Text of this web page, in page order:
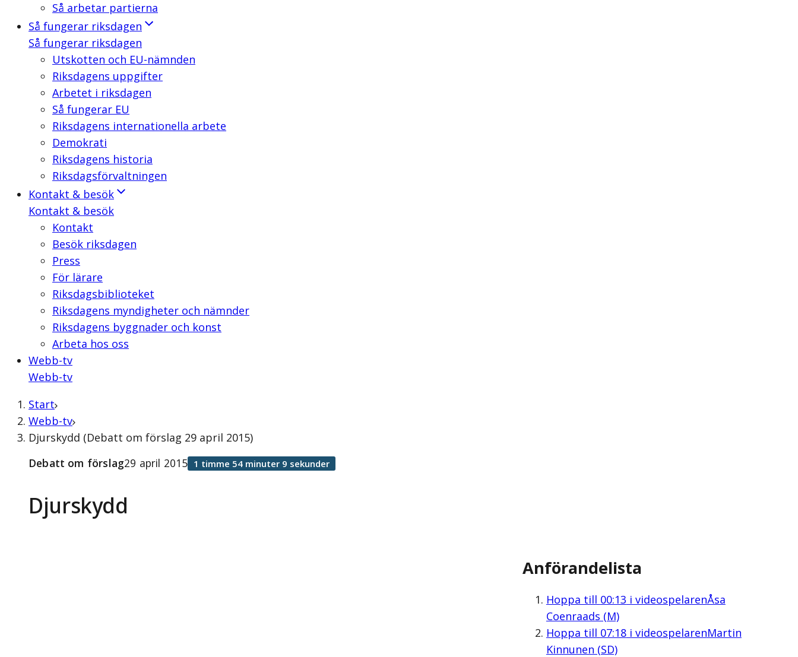
Så arbetar partierna
Så fungerar riksdagen
Så fungerar riksdagen
Utskotten och EU-nämnden
Riksdagens uppgifter
Arbetet i riksdagen
Så fungerar EU
Riksdagens internationella arbete
Demokrati
Riksdagens historia
Riksdagsförvaltningen
Kontakt & besök
Kontakt & besök
Kontakt
Besök riksdagen
Press
För lärare
Riksdagsbiblioteket
Riksdagens myndigheter och nämnder
Riksdagens byggnader och konst
Arbeta hos oss
Webb-tv
Webb-tv
Start
Webb-tv
Djurskydd (Debatt om förslag 29 april 2015)
Djurskydd
Debatt om förslag29 april 2015 1 timme 54 minuter 9 sekunder
Anförandelista
Hoppa till 00:13 i videospelarenÅsa
Coenraads (M)
Hoppa till 07:18i videospelarenMartin
Kinnunen (SD)